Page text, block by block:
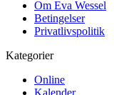
Om Eva Wessel
Betingelser
Privatlivspolitik
Kategorier
Online
Kalender